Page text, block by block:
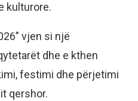
kulturore.
vjen si një
dhe e kthen
festimi dhe përjetimi
qershor.